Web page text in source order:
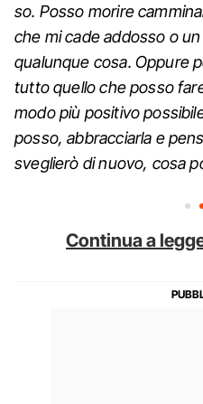
so. Posso morire
che mi cade addosso o
qualunque cosa. Oppure
tutto quello che posso
modo più positivo
posso, abbracciarla e
sveglierò di nuovo, cosa
Continua a